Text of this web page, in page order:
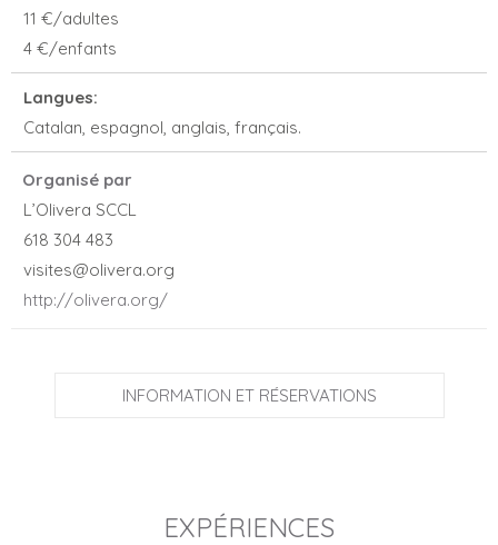
11 €/adultes
4 €/enfants
Langues:
Catalan, espagnol, anglais, français.
Organisé par
L’Olivera SCCL
618 304 483
visites@olivera.org
http://olivera.org/
INFORMATION ET RÉSERVATIONS
EXPÉRIENCES